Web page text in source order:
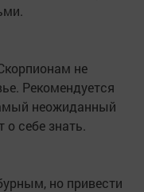
не
Рекомендуется
неожиданный
о себе знать.
но привести